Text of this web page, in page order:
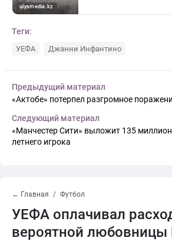
Теги:
УЕФА Джанни Инфантино
Предыдущий материал
«Актобе» потерпел разгромное
Следующий материал
«Манчестер Сити» выложит 135
летнего игрока
← Главная Футбол
УЕФА оплачивал
вероятной любовницы